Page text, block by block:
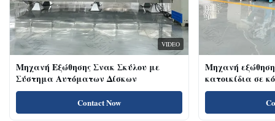
VIDEO
Μηχανή Εξώθησης Σνακ Σκύλου με
Σύστημα Αυτόματων Δίσκων
Contact Now
Μηχανή
κατοικίδια σε
κοτόπουλου
για γάτες με
πρωτεΐνη,